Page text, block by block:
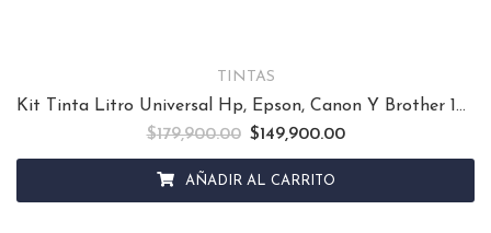
TINTAS
Kit Tinta Litro Universal Hp, Epson, Canon Y Brother 1000ml
$179,900.00 El precio original era: $179,900.00.
$149,900.00
AÑADIR AL CARRITO